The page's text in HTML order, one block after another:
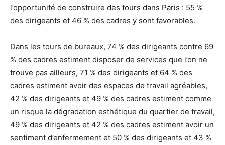
l’opportunité de construire des tours dans Paris : 55 %
des dirigeants et 46 % des cadres y sont favorables.
Dans les tours de bureaux, 74 % des dirigeants contre 69
% des cadres estiment disposer de services que l’on ne
trouve pas ailleurs, 71 % des dirigeants et 64 % des
cadres estiment avoir des espaces de travail agréables,
42 % des dirigeants et 49 % des cadres estiment comme
un risque la dégradation esthétique du quartier de travail,
49 % des dirigeants et 42 % des cadres estiment avoir un
sentiment d’enfermement et 50 % des dirigeants et 43 %